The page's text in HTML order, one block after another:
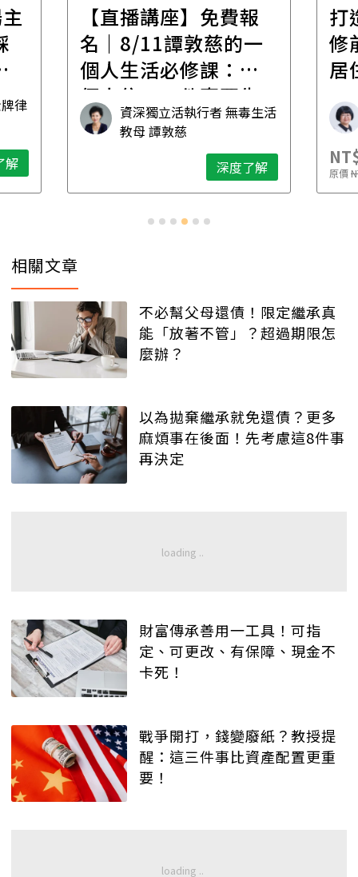
律
解
【直播講座】免費報
名｜8/11譚敦慈的一
個人生活必修課：一
個人住，五件事要先
想清楚！資深獨立活執行者 無毒生活
教母 譚敦慈
深度了解
打
修
居
原價
相關文章
不必幫父母還債！限定繼承真
能「放著不管」？超過期限怎
麼辦？
以為拋棄繼承就免還債？更多
麻煩事在後面！先考慮這8件事
再決定
財富傳承善用一工具！可指
定、可更改、有保障、現金不
卡死！
戰爭開打，錢變廢紙？教授提
醒：這三件事比資產配置更重
要！